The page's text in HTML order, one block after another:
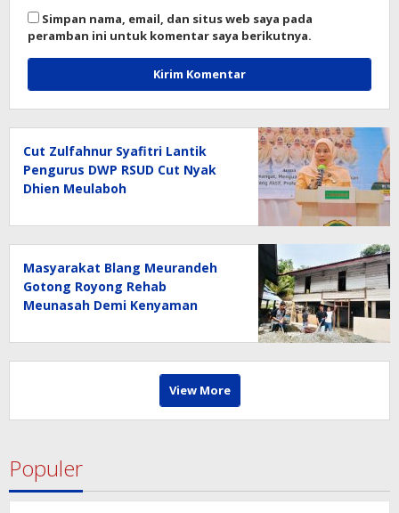
Simpan nama, email, dan situs web saya pada
peramban ini untuk komentar saya berikutnya.
Cut Zulfahnur Syafitri Lantik
Pengurus DWP RSUD Cut Nyak
Dhien Meulaboh
Masyarakat Blang Meurandeh
Gotong Royong Rehab
Meunasah Demi Kenyaman
View More
Populer